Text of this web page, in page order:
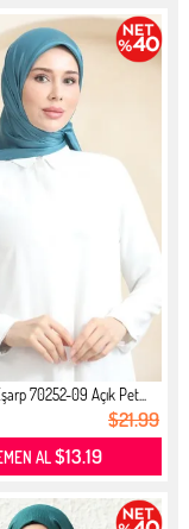
70252-09 Açık Pet...
$21.99
AL$13.19